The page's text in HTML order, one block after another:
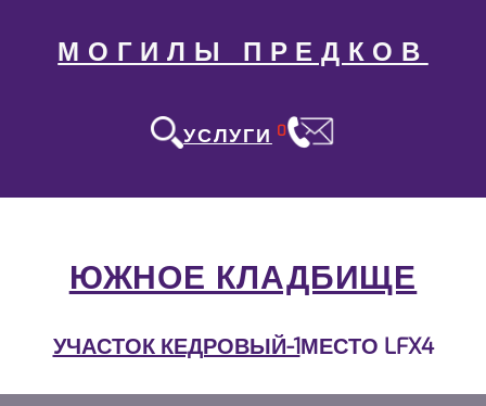
МОГИЛЫ ПРЕДКОВ
УСЛУГИ 0
ЮЖНОЕ КЛАДБИЩЕ
УЧАСТОК КЕДРОВЫЙ-1МЕСТО LFX4